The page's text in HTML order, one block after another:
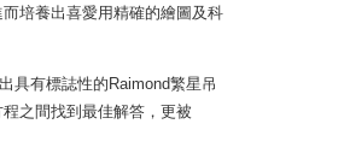
培養出喜愛用精確的繪圖及科
具有標誌性的Raimond繁星吊
之間找到最佳解答，更被